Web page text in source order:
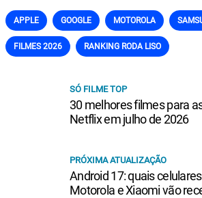
APPLE GOOGLE MOTOROLA
FILMES 2026 RANKING RODA LISO
SÓ FILME TOP
30 melhores filmes para
Netflix em julho de 2026
PRÓXIMA ATUALIZAÇÃO
Android 17: quais
Motorola e Xiaomi vão